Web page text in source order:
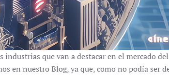
que van a destacar en el mercado
en nuestro Blog, ya que, como no podía ser